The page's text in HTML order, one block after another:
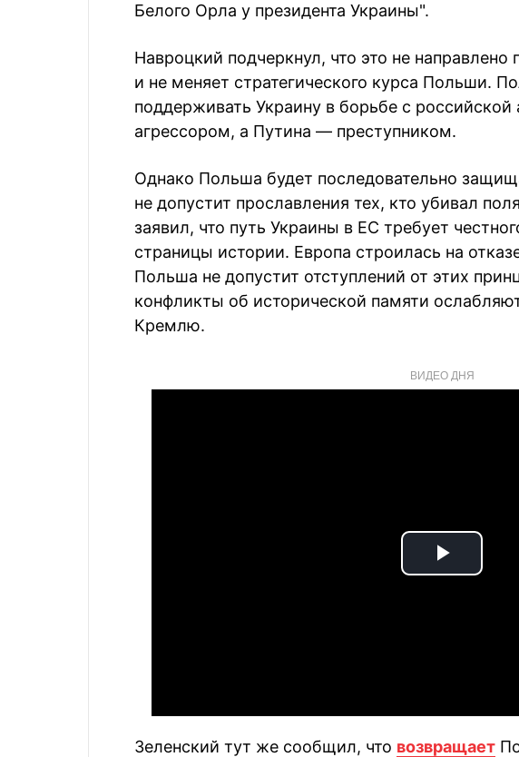
Белого Орла у президента Украины".
Навроцкий подчеркнул, что это не направлено
и не меняет стратегического курса Польши.
поддерживать Украину в борьбе с
агрессором, а Путина — преступником.
Однако Польша будет последовательно
не допустит прославления тех, кто убивал
заявил, что путь Украины в ЕС требует
страницы истории. Европа строилась на
Польша не допустит отступлений от этих
конфликты об исторической памяти
Кремлю.
ВИДЕО ДНЯ
Play
Зеленский тут же сообщил, что возвращает